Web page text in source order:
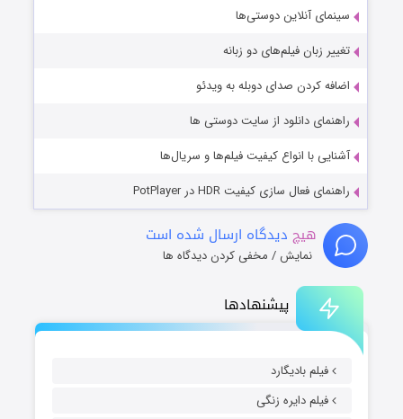
پیشنهادها
فیلم بادیگارد
فیلم دایره زنگی
سینمای آنلاین دوستی‌ها
تغییر زبان فیلم‌های دو زبانه
اضافه کردن صدای دوبله به ویدئو
راهنمای دانلود از سایت دوستی ها
آشنایی با انواع کیفیت فیلم‌ها و سریال‌ها
راهنمای فعال سازی کیفیت HDR در PotPlayer
هیچ دیدگاه ارسال شده است
نمایش / مخفی کردن دیدگاه ها